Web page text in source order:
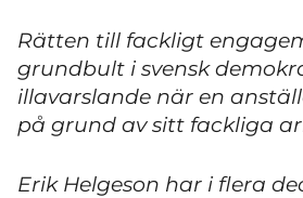
Rätten till fackligt
grundbult i svensk
illavarslande när en
på grund av sitt fackliga
Erik Helgeson har i flera